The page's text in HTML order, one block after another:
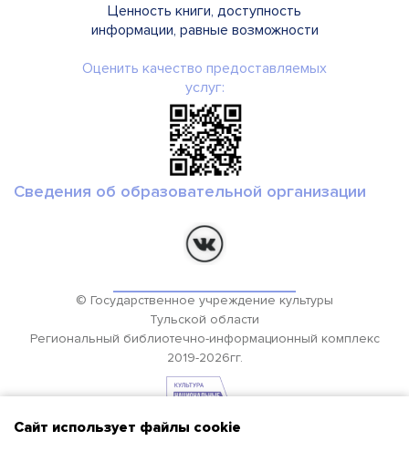
Сайт использует файлы cookie
Ценность книги, доступность
информации, равные возможности
Оценить качество предоставляемых
услуг:
Сведения об образовательной организации
© Государственное учреждение культуры
Тульской области
Региональный библиотечно-информационный комплекс
2019-2026гг.